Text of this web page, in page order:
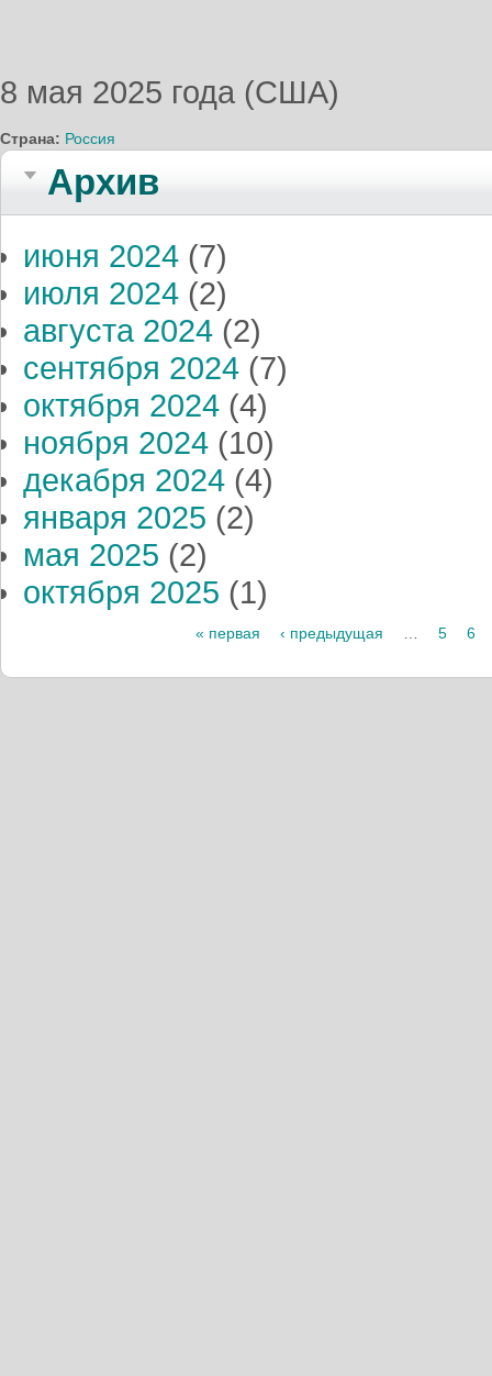
8 мая 2025 года (США)
Страна: Россия
Архив
июня 2024 (7)
июля 2024 (2)
августа 2024 (2)
сентября 2024 (7)
октября 2024 (4)
ноября 2024 (10)
декабря 2024 (4)
января 2025 (2)
мая 2025 (2)
октября 2025 (1)
« первая ‹ предыдущая 5 6